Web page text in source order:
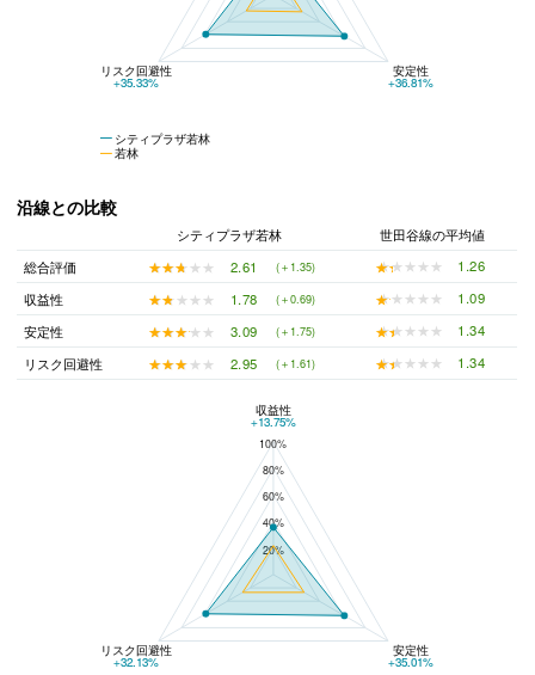
シティプラザ若林
若林
リスク回避性
+35.33%
安定性
+36.81%
沿線との比較
シティプラザ若林
世田谷線の平均値
総合評価
★★★★★
★★★★★ 2.61 (＋1.35) ★★★★★
★★★★★
1.26
収益性
★★★★★
★★★★★ 1.78 (＋0.69) ★★★★★
★★★★★
1.09
安定性
★★★★★
★★★★★ 3.09 (＋1.75) ★★★★★
★★★★★
1.34
リスク回避性
★★★★★
★★★★★ 2.95 (＋1.61) ★★★★★
★★★★★ 1.34
100%
80%
60%
40%
20%
収益性
+13.75%
リスク回避性
+32.13%
安定性
+35.01%